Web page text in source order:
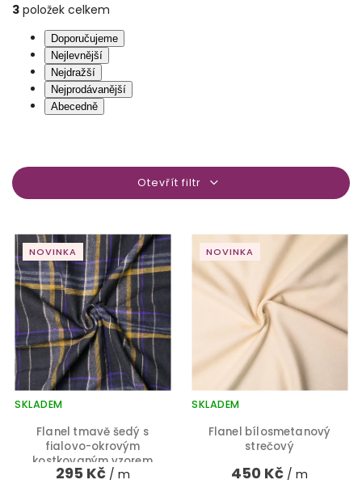
Doporučujeme
Nejlevnější
Nejdražší
Nejprodávanější
Abecedně
3 položek celkem
Otevřít filtr
NOVINKA
Flanel tmavě šedý s
fialovo-okrovým
kostkovaným vzorem
SKLADEM
295 Kč / m
NOVINKA
Flanel bílosmetanový
strečový
SKLADEM
450 Kč / m